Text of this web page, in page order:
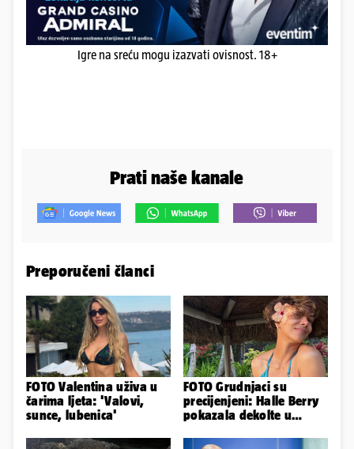
Igre na sreću mogu izazvati ovisnost. 18+
Prati naše kanale
Preporučeni članci
FOTO Valentina uživa u
čarima ljeta: 'Valovi,
sunce, lubenica'
FOTO Grudnjaci su
precijenjeni: Halle Berry
pokazala dekolte u
haljinici